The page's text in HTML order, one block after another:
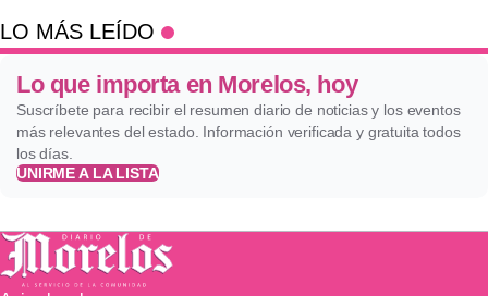
LO MÁS LEÍDO
Lo que importa en Morelos, hoy
Suscríbete para recibir el resumen diario de noticias y los eventos
más relevantes del estado. Información verificada y gratuita todos
los días.
UNIRME A LA LISTA